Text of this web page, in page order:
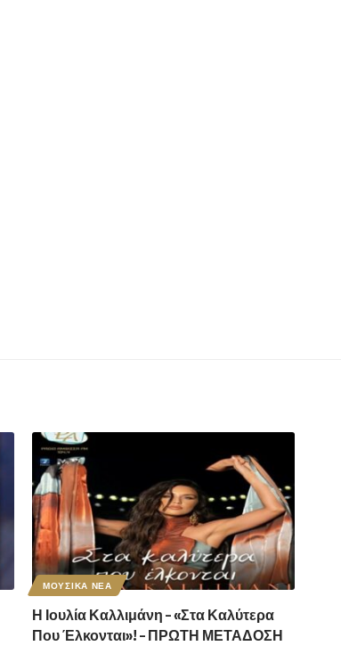
ΜΟΥΣΙΚΑ ΝΕΑ
Η Ιουλία Καλλιμάνη – «Στα Καλύτερα
Που Έλκονται»! – ΠΡΩΤΗ ΜΕΤΑΔΟΣΗ